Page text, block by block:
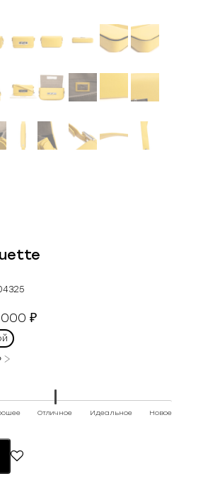
000₽Текущая
Отличное Идеальное Новое